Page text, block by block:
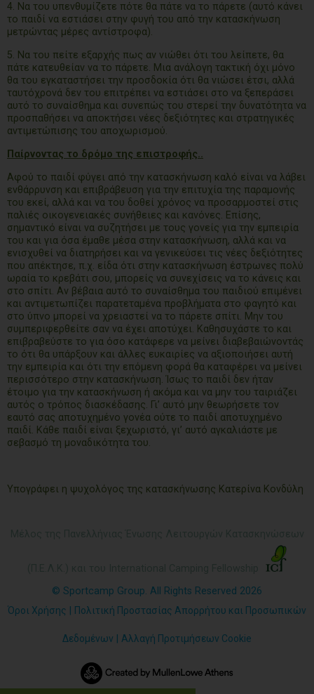
4. Να του υπενθυμίζετε πότε θα πάτε να το πάρετε (αυτό κάνει
το παιδί να εστιάσει στην φυγή του από την κατασκήνωση
μετρώντας μέρες αντίστροφα).
5. Να του πείτε εξαρχής πως αν νιώθει ότι του λείπετε, θα
πάτε κατευθείαν να το πάρετε. Μια ανάλογη τακτική όχι μόνο
θα του εγκαταστήσει την προσδοκία ότι θα νιώσει έτσι, αλλά
ταυτόχρονά δεν του επιτρέπει να εστιάσει στο να ξεπεράσει
αυτό το συναίσθημα και συνεπώς του στερεί την δυνατότητα να
προσπαθήσει να αποκτήσει νέες δεξιότητες και στρατηγικές
αντιμετώπισης του αποχωρισμού.
Παίρνοντας το δρόμο της επιστροφής..
Αφού το παιδί φύγει από την κατασκήνωση καλό είναι να λάβει
ενθάρρυνση και επιβράβευση για την επιτυχία της παραμονής
του εκεί, αλλά και να του δοθεί χρόνος να προσαρμοστεί στις
παλιές οικογενειακές συνήθειες και κανόνες. Επίσης,
σημαντικό είναι να συζητήσει με τους γονείς για την εμπειρία
του και για όσα έμαθε μέσα στην κατασκήνωση, αλλά και να
ενισχυθεί να διατηρήσει και να γενικεύσει τις νέες δεξιότητες
που απέκτησε, π.χ. είδα ότι στην κατασκήνωση έστρωνες πολύ
ωραία το κρεβάτι σου, μπορείς να συνεχίσεις να το κάνεις και
στο σπίτι. Αν βέβαια αυτό το συναίσθημα του παιδιού επιμένει
και αντιμετωπίζει παρατεταμένα προβλήματα στο φαγητό και
στο ύπνο μπορεί να χρειαστεί να το πάρετε σπίτι. Μην του
συμπεριφερθείτε σαν να έχει αποτύχει. Καθησυχάστε το και
επιβραβεύστε το για όσο κατάφερε να μείνει διαβεβαιώνοντάς
το ότι θα υπάρξουν και άλλες ευκαιρίες να αξιοποιήσει αυτή
την εμπειρία και ότι την επόμενη φορά θα καταφέρει να μείνει
περισσότερο στην κατασκήνωση. Ίσως το παιδί δεν ήταν
έτοιμο για την κατασκήνωση ή ακόμα και να μην του ταιριάζει
αυτός ο τρόπος διασκέδασης. Γι’ αυτό μην θεωρήσετε τον
εαυτό σας αποτυχημένο γονέα ούτε το παιδί αποτυχημένο
παιδί. Κάθε παιδί είναι ξεχωριστό, γι’ αυτό αγκαλιάστε με
σεβασμό τη μοναδικότητα του.
Υπογράφει η ψυχολόγος της κατασκήνωσης Κατερίνα Κονδύλη
© Sportcamp Group. All Rights Reserved 2026
Όροι Χρήσης Πολιτική Προστασίας Απορρήτου και Προσωπικών
Δεδομένων Αλλαγή Προτιμήσεων Cookie